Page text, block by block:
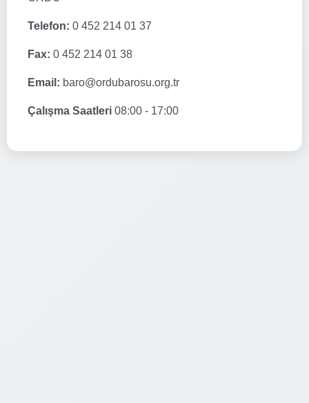
Telefon: 0 452 214 01 37
Fax: 0 452 214 01 38
Email: baro@ordubarosu.org.tr
Çalışma Saatleri 08:00 - 17:00